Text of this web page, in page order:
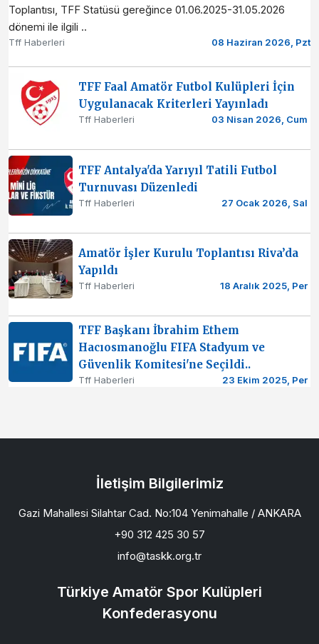
Toplantısı, TFF Statüsü gereğince 01.06.2025-31.05.2026
dönemi ile ilgili ..
Tff Haberleri 08 Haziran 2026, Pzt
TFF Faal Amatör Futbol Kulüpleri İçin
Uygulanacak Kriterleri Yayınladı
Tff Haberleri 03 Nisan 2026, Cum
TFF Antalya'da Yarıyıl Tatili Futbol
Turnuvası Düzenledi
Tff Haberleri 27 Ocak 2026, Sal
Amatör İşler Kurulu Toplantısı Riva’da
Yapıldı
Tff Haberleri 18 Aralık 2025, Per
TFF Başkanı İbrahim Ethem
Hacıosmanoğlu FIFA Stadyum ve
Güvenlik Komitesi'ne Seçildi..
Tff Haberleri 23 Ekim 2025, Per
İletişim Bilgilerimiz
Gazi Mahallesi Silahtar Cad. No:104 Yenimahalle / ANKARA
+90 312 425 30 57
info@taskk.org.tr
Türkiye Amatör Spor Kulüpleri
Konfederasyonu